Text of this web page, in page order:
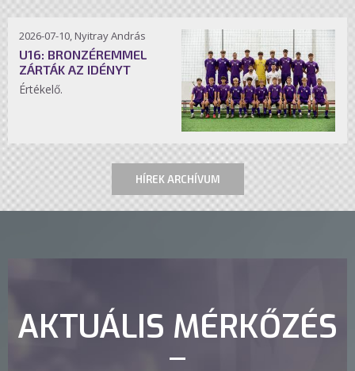
2026-07-10, Nyitray András
U16: BRONZÉREMMEL
ZÁRTÁK AZ IDÉNYT
Értékelő.
HÍREK ARCHÍVUM
AKTUÁLIS MÉRKŐZÉS